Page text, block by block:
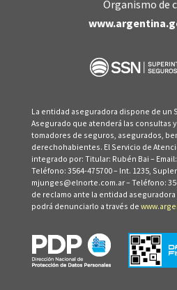
Organismo de
La entidad aseguradora dispone de un
Asegurado que atenderá las consultas
tomadores de seguros, asegurados,
derechohabientes. El Servicio de
integrado por: Titular: Rubén Bai –
Teléfono: 3564-475700 – Int. 1235,
mjunges@elnorte.com.ar – Teléfono:
de reclamo ante la entidad
podrá denunciarlo a través de